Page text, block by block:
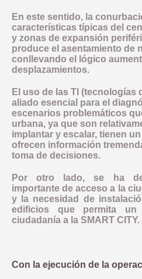
En este sentido, la
características típicas del
y zonas de expansión
produce el asentamiento de
conllevando el lógico
desplazamientos.
El uso de las TI (tecnologías
aliado esencial para el
escenarios problemáticos
urbana, ya que son
implantar y escalar, tienen
ofrecen información
toma de decisiones.
Por otro lado, se ha
importante de acceso a la
y la necesidad de
edificios que permita
ciudadanía a la SMART CITY.
Con la ejecución de la